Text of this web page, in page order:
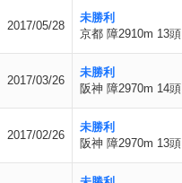
2017/05/28
未勝利
京都 障2910m 13頭
2017/03/26
未勝利
阪神 障2970m 14頭
2017/02/26
未勝利
阪神 障2970m 13頭